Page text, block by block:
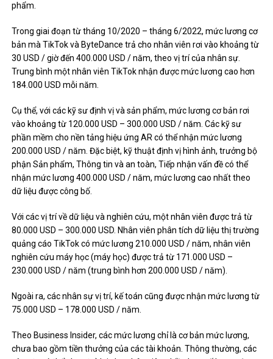
phẩm.
Trong giai đoạn từ tháng 10/2020 – tháng 6/2022, mức lương cơ
bản mà TikTok và ByteDance trả cho nhân viên rơi vào khoảng từ
30 USD / giờ đến 400.000 USD / năm, theo vị trí của nhân sự.
Trung bình một nhân viên TikTok nhận được mức lương cao hơn
184.000 USD mỗi năm.
Cụ thể, với các kỹ sư định vị và sản phẩm, mức lương cơ bản rơi
vào khoảng từ 120.000 USD – 300.000 USD / năm. Các kỹ sư
phần mềm cho nền tảng hiệu ứng AR có thể nhận mức lương
200.000 USD / năm. Đặc biệt, kỹ thuật định vị hình ảnh, trưởng bộ
phận Sản phẩm, Thông tin và an toàn, Tiếp nhận vấn đề có thể
nhận mức lương 400.000 USD / năm, mức lương cao nhất theo
dữ liệu được công bố.
Với các vị trí về dữ liệu và nghiên cứu, một nhân viên được trả từ
80.000 USD – 300.000 USD. Nhân viên phân tích dữ liệu thị trường
quảng cáo TikTok có mức lương 210.000 USD / năm, nhân viên
nghiên cứu máy học (máy học) được trả từ 171.000 USD –
230.000 USD / năm (trung bình hơn 200.000 USD / năm).
Ngoài ra, các nhân sự vị trí, kế toán cũng được nhận mức lương từ
75.000 USD – 178.000 USD / năm.
Theo Business Insider, các mức lương chỉ là cơ bản mức lương,
chưa bao gồm tiền thưởng của các tài khoản. Thông thường, các